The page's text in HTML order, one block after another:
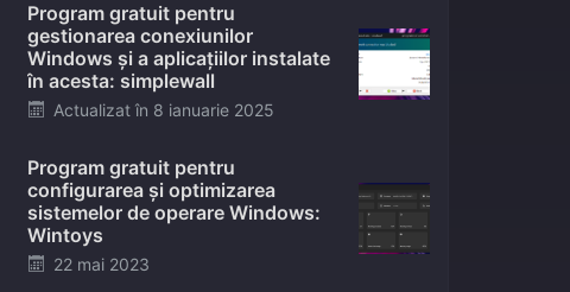
Program gratuit pentru
gestionarea conexiunilor
Windows și a aplicațiilor instalate
în acesta: simplewall
Posted
Actualizat în 8 ianuarie 2025
Program gratuit pentru
configurarea și optimizarea
sistemelor de operare Windows:
Wintoys
Posted
22 mai 2023